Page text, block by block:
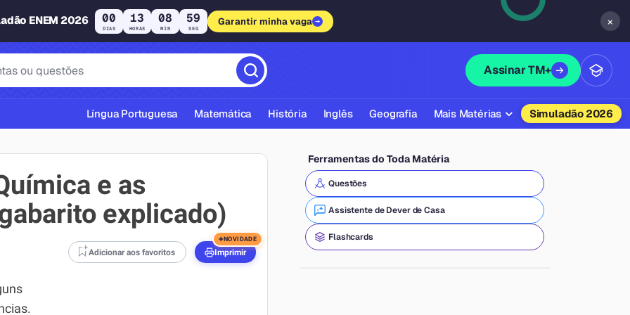
ENEM 2026 00
DIAS
13
HORAS
08
MIN
58
SEG
Garantir minha vaga ×
Assinar TM+
ABNT
Língua Portuguesa Matemática História Inglês Geografia Mais Matérias
Química
Física
Filosofia
Simuladão 2026
e as
explicado)
Adicionar aos favoritos Imprimir
+NOVIDADE
Ferramentas do Toda Matéria
Questões
Assistente de Dever de Casa
Flashcards